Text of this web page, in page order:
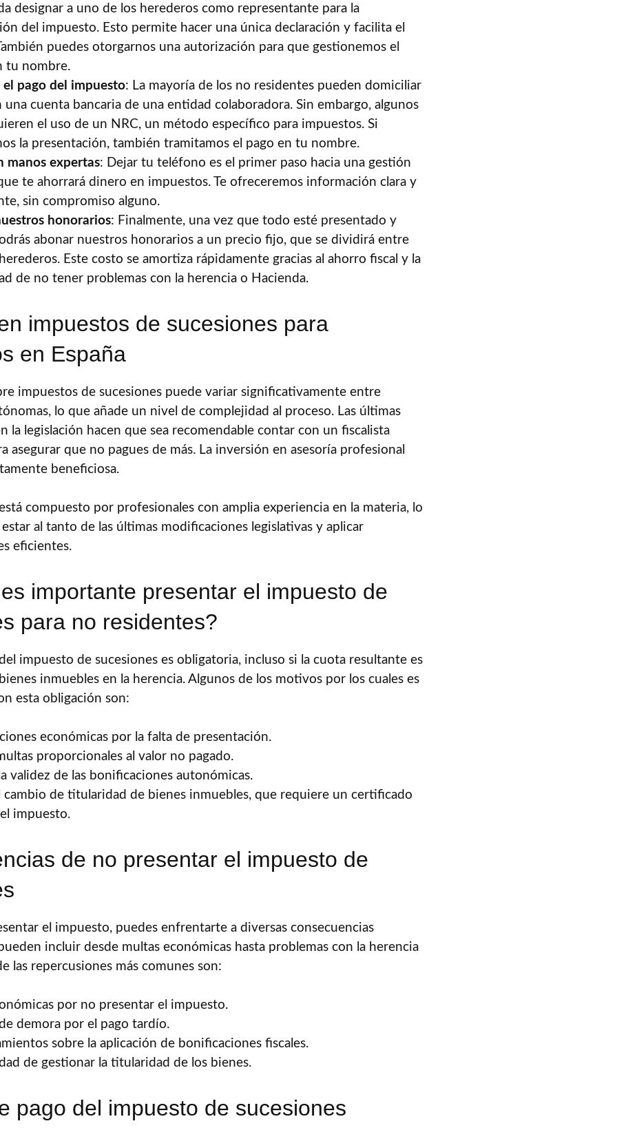
designar a uno de los herederos como representante para la
del impuesto. Esto permite hacer una única declaración y facilita el
puedes otorgarnos una autorización para que gestionemos el
tu nombre.
el pago del impuesto: La mayoría de los no residentes pueden domiciliar
una cuenta bancaria de una entidad colaboradora. Sin embargo, algunos
el uso de un NRC, un método específico para impuestos. Si
la presentación, también tramitamos el pago en tu nombre.
manos expertas: Dejar tu teléfono es el primer paso hacia una gestión
te ahorrará dinero en impuestos. Te ofreceremos información clara y
sin compromiso alguno.
honorarios: Finalmente, una vez que todo esté presentado y
abonar nuestros honorarios a un precio fijo, que se dividirá entre
Este costo se amortiza rápidamente gracias al ahorro fiscal y la
de no tener problemas con la herencia o Hacienda.
impuestos de sucesiones para
en España
impuestos de sucesiones puede variar significativamente entre
lo que añade un nivel de complejidad al proceso. Las últimas
la legislación hacen que sea recomendable contar con un fiscalista
asegurar que no pagues de más. La inversión en asesoría profesional
beneficiosa.
compuesto por profesionales con amplia experiencia en la materia, lo
al tanto de las últimas modificaciones legislativas y aplicar
eficientes.
importante presentar el impuesto de
para no residentes?
impuesto de sucesiones es obligatoria, incluso si la cuota resultante es
inmuebles en la herencia. Algunos de los motivos por los cuales es
esta obligación son:
económicas por la falta de presentación.
proporcionales al valor no pagado.
validez de las bonificaciones autonómicas.
cambio de titularidad de bienes inmuebles, que requiere un certificado
impuesto.
de no presentar el impuesto de
el impuesto, puedes enfrentarte a diversas consecuencias
incluir desde multas económicas hasta problemas con la herencia
las repercusiones más comunes son:
por no presentar el impuesto.
demora por el pago tardío.
sobre la aplicación de bonificaciones fiscales.
de gestionar la titularidad de los bienes.
pago del impuesto de sucesiones